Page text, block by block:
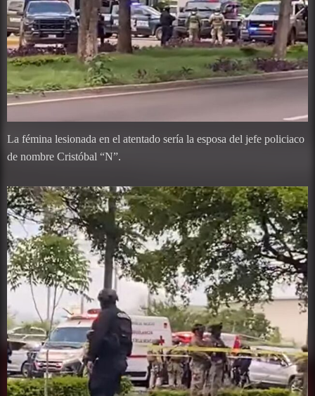
La fémina lesionada en el atentado sería la esposa del jefe policiaco
de nombre Cristóbal “N”.